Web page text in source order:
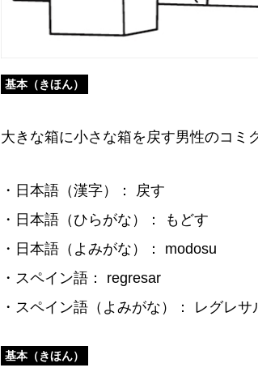
基本（きほん）
大きな箱に小さな箱を戻す男性のコミ
・日本語（漢字）： 戻す
・日本語（ひらがな）： もどす
・日本語（よみがな）： modosu
・スペイン語： regresar
・スペイン語（よみがな）： レグレサ
基本（きほん）